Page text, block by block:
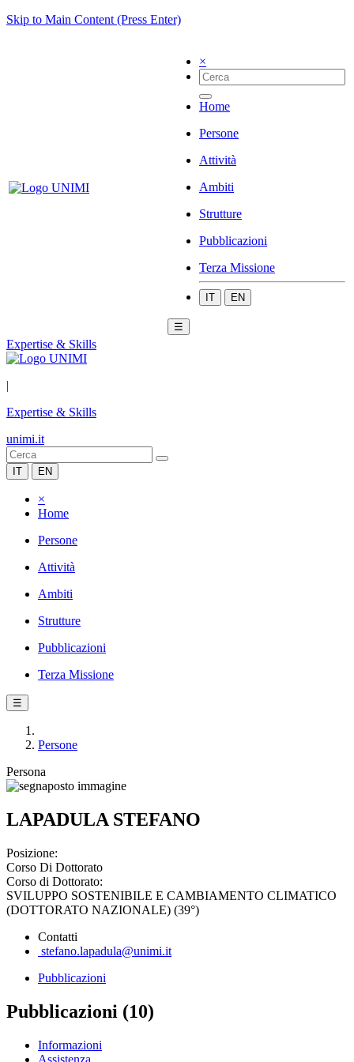
Skip to Main Content (Press Enter)
×
Home
Persone
Attività
Ambiti
Strutture
Pubblicazioni
Terza Missione
IT EN
☰
Expertise & Skills
|
Expertise & Skills
unimi.it
IT EN
×
Home
Persone
Attività
Ambiti
Strutture
Pubblicazioni
Terza Missione
☰
Persone
Persona
LAPADULA STEFANO
Posizione:
Corso Di Dottorato
Corso di Dottorato:
SVILUPPO SOSTENIBILE E CAMBIAMENTO CLIMATICO
(DOTTORATO NAZIONALE) (39°)
Contatti
stefano.lapadula@unimi.it
Pubblicazioni
Pubblicazioni (10)
Informazioni
Assistenza